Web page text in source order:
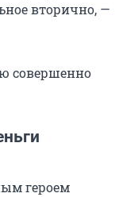
вторично, —
совершенно
героем